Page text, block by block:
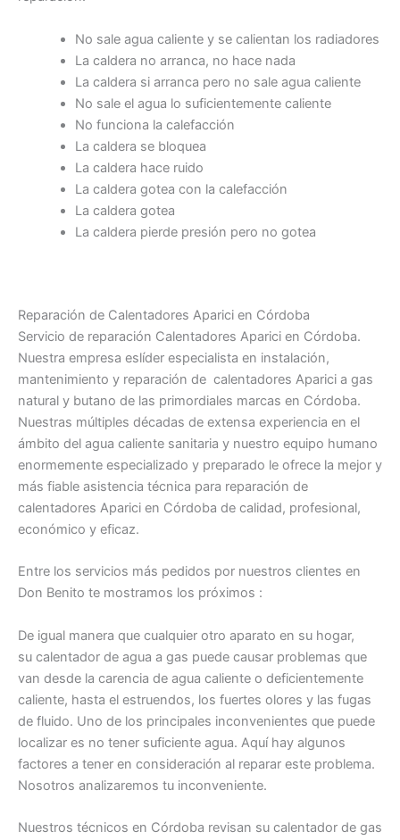
No sale agua caliente y se calientan los radiadores
La caldera no arranca, no hace nada
La caldera si arranca pero no sale agua caliente
No sale el agua lo suficientemente caliente
No funciona la calefacción
La caldera se bloquea
La caldera hace ruido
La caldera gotea con la calefacción
La caldera gotea
La caldera pierde presión pero no gotea
Reparación de Calentadores Aparici en Córdoba
Servicio de reparación Calentadores Aparici en Córdoba.
Nuestra empresa eslíder especialista en instalación,
mantenimiento y reparación de calentadores Aparici a gas
natural y butano de las primordiales marcas en Córdoba.
Nuestras múltiples décadas de extensa experiencia en el
ámbito del agua caliente sanitaria y nuestro equipo humano
enormemente especializado y preparado le ofrece la mejor y
más fiable asistencia técnica para reparación de
calentadores Aparici en Córdoba de calidad, profesional,
económico y eficaz.
Entre los servicios más pedidos por nuestros clientes en
Don Benito te mostramos los próximos :
De igual manera que cualquier otro aparato en su hogar,
su calentador de agua a gas puede causar problemas que
van desde la carencia de agua caliente o deficientemente
caliente, hasta el estruendos, los fuertes olores y las fugas
de fluido. Uno de los principales inconvenientes que puede
localizar es no tener suficiente agua. Aquí hay algunos
factores a tener en consideración al reparar este problema.
Nosotros analizaremos tu inconveniente.
Nuestros técnicos en Córdoba revisan su calentador de gas